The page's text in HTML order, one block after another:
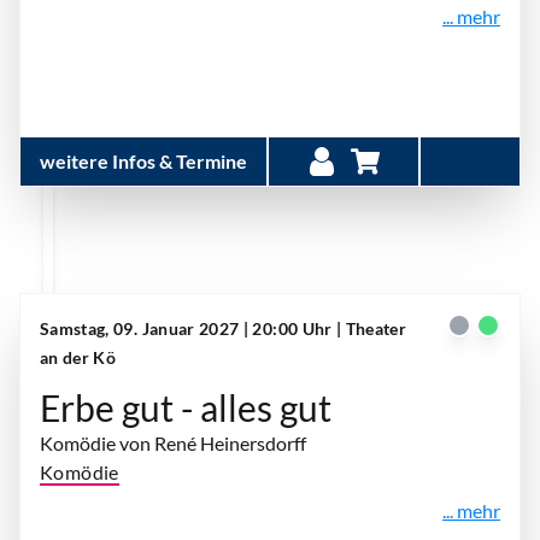
... mehr
weitere Infos & Termine
Samstag, 09. Januar 2027 | 20:00 Uhr | Theater
an der Kö
Erbe gut - alles gut
Komödie von René Heinersdorff
Komödie
... mehr